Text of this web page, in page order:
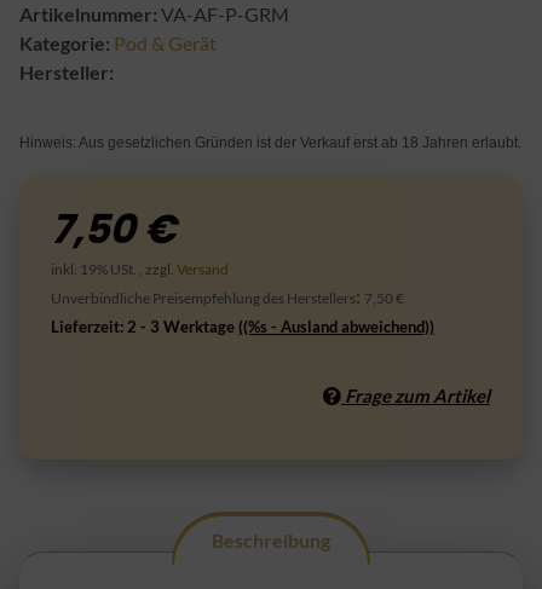
Artikelnummer: VA-AF-P-GRM
Kategorie: Pod & Gerät
Hersteller:
Hinweis: Aus gesetzlichen Gründen ist der Verkauf erst ab 18 Jahren erlaubt.
7,50 €
inkl. 19% USt. , zzgl. Versand
Unverbindliche Preisempfehlung des Herstellers: 7,50 €
Lieferzeit: 2 - 3 Werktage ((%s - Ausland abweichend))
Frage zum Artikel
Beschreibung